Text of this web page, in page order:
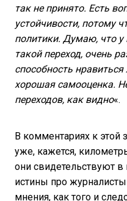
так не принято. Есть
устойчивости, потому
политики. Думаю, что у
такой переход, очень
способность
хорошая самооценка.
переходов, как видно«.
В комментариях к этой
уже, кажется,
они свидетельствуют в
истины про
мнения, как того и